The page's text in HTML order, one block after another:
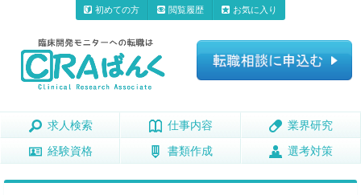
初めての方 閲覧履歴 お気に入り
求人検索
求人検索 仕事内容
仕事内容 業界研究
業界研究
経験資格
経験資格 書類作成
書類作成 選考対策
選考対策